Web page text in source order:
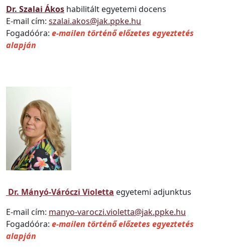
Dr. Szalai Ákos habilitált egyetemi docens
E-mail cím: szalai.akos@jak.ppke.hu
Fogadóóra: e-mailen történő előzetes egyeztetés
alapján
Dr. Mányó-Váróczi Violetta egyetemi adjunktus
E-mail cím: manyo-varoczi.violetta@jak.ppke.hu
Fogadóóra: e-mailen történő előzetes egyeztetés
alapján